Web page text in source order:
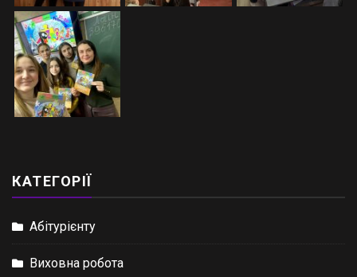
КАТЕГОРІЇ
Абітурієнту
Виховна робота